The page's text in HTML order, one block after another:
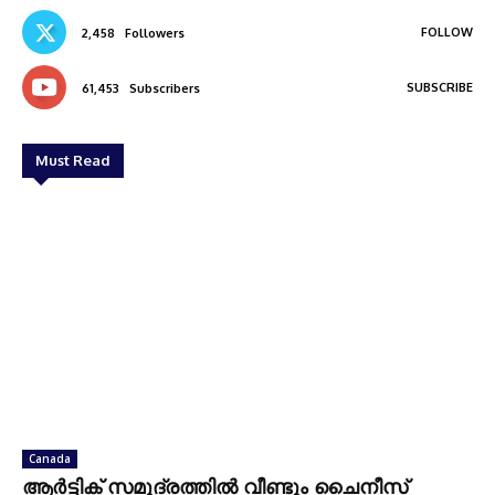
2,458 Followers FOLLOW
61,453 Subscribers SUBSCRIBE
Must Read
Canada
ആർട്ടിക് സമുദ്രത്തിൽ വീണ്ടും ചൈനീസ്